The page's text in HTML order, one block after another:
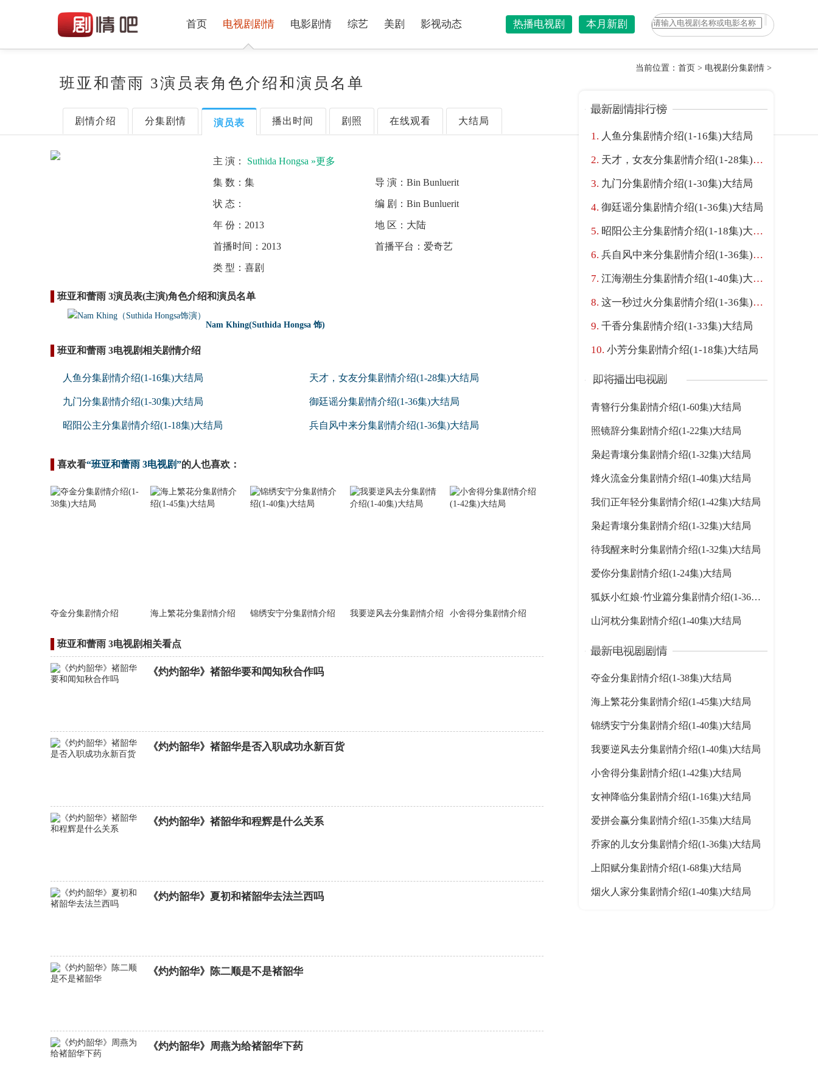
首页 电视剧剧情 电影剧情 综艺 美剧 影视动态 本月新剧
热播电视剧
班亚和蕾雨 3演员表角色介绍和演员名单
剧情介绍 分集剧情 演员表 播出时间 剧照 在线观看 大结局
当前位置： 首页 > 电视剧分集剧情 >
主 演： Suthida Hongsa »更多
集 数：集 导 演：Bin Bunluerit
状 态： 编 剧：Bin Bunluerit
年 份： 2013 地 区： 大陆
首播时间： 2013 首播平台： 爱奇艺
类 型：喜剧
班亚和蕾雨 3演员表(主演)角色介绍和演员名单
Nam Khing(Suthida Hongsa 饰)
班亚和蕾雨 3电视剧相关剧情介绍
人鱼分集剧情介绍(1-16集)大结局 天才，女友分集剧情介绍(1-28集)大结局
九门分集剧情介绍(1-30集)大结局 御廷谣分集剧情介绍(1-36集)大结局
昭阳公主分集剧情介绍(1-18集)大结局 兵自风中来分集剧情介绍(1-36集)大结局
喜欢看“班亚和蕾雨 3电视剧”的人也喜欢：
夺金分集剧情介绍 海上繁花分集剧情介绍 锦绣安宁分集剧情介绍 我要逆风去分集剧情介绍 小舍得分集剧情介绍
班亚和蕾雨 3电视剧相关看点
《灼灼韶华》褚韶华要和闻知秋合作吗
《灼灼韶华》褚韶华是否入职成功永新百货
《灼灼韶华》褚韶华和程辉是什么关系
《灼灼韶华》夏初和褚韶华去法兰西吗
《灼灼韶华》陈二顺是不是褚韶华
《灼灼韶华》周燕为给褚韶华下药
人鱼分集剧情介绍(1-16集)大结局
天才，女友分集剧情介绍(1-28集)大结局
九门分集剧情介绍(1-30集)大结局
御廷谣分集剧情介绍(1-36集)大结局
昭阳公主分集剧情介绍(1-18集)大结局
兵自风中来分集剧情介绍(1-36集)大结局
江海潮生分集剧情介绍(1-40集)大结局
这一秒过火分集剧情介绍(1-36集)大结局
千香分集剧情介绍(1-33集)大结局
小芳分集剧情介绍(1-18集)大结局
青簪行分集剧情介绍(1-60集)大结局
照镜辞分集剧情介绍(1-22集)大结局
枭起青壤分集剧情介绍(1-32集)大结局
烽火流金分集剧情介绍(1-40集)大结局
我们正年轻分集剧情介绍(1-42集)大结局
枭起青壤分集剧情介绍(1-32集)大结局
待我醒来时分集剧情介绍(1-32集)大结局
爱你分集剧情介绍(1-24集)大结局
狐妖小红娘·竹业篇分集剧情介绍(1-36集)大结局
山河枕分集剧情介绍(1-40集)大结局
夺金分集剧情介绍(1-38集)大结局
海上繁花分集剧情介绍(1-45集)大结局
锦绣安宁分集剧情介绍(1-40集)大结局
我要逆风去分集剧情介绍(1-40集)大结局
小舍得分集剧情介绍(1-42集)大结局
女神降临分集剧情介绍(1-16集)大结局
爱拼会赢分集剧情介绍(1-35集)大结局
乔家的儿女分集剧情介绍(1-36集)大结局
上阳赋分集剧情介绍(1-68集)大结局
烟火人家分集剧情介绍(1-40集)大结局